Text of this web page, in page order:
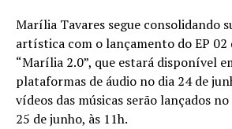
Marília Tavares segue consolidando
artística com o lançamento do EP
“Marília 2.0”, que estará disponível
plataformas de áudio no dia 24 de
vídeos das músicas serão lançados
25 de junho, às 11h.